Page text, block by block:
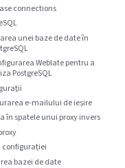
connections
unei baze de date în
Weblate pentru a
PostgreSQL
e-mailului de ieșire
în spatele unui proxy invers
configurației
bazei de date